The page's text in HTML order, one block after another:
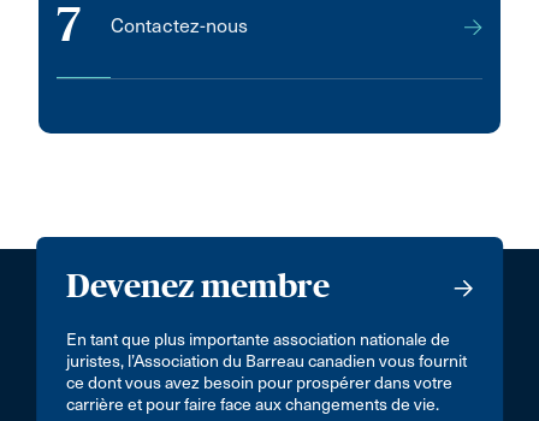
7 Contactez-nous
Devenez membre
En tant que plus importante association nationale de
juristes, l’Association du Barreau canadien vous fournit
ce dont vous avez besoin pour prospérer dans votre
carrière et pour faire face aux changements de vie.